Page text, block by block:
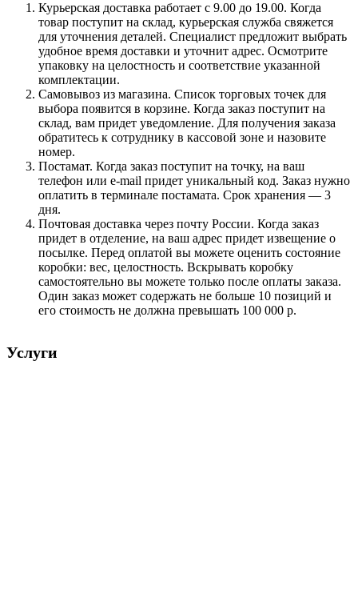
Курьерская доставка работает с 9.00 до 19.00. Когда
товар поступит на склад, курьерская служба свяжется
для уточнения деталей. Специалист предложит выбрать
удобное время доставки и уточнит адрес. Осмотрите
упаковку на целостность и соответствие указанной
комплектации.
Самовывоз из магазина. Список торговых точек для
выбора появится в корзине. Когда заказ поступит на
склад, вам придет уведомление. Для получения заказа
обратитесь к сотруднику в кассовой зоне и назовите
номер.
Постамат. Когда заказ поступит на точку, на ваш
телефон или e-mail придет уникальный код. Заказ нужно
оплатить в терминале постамата. Срок хранения — 3
дня.
Почтовая доставка через почту России. Когда заказ
придет в отделение, на ваш адрес придет извещение о
посылке. Перед оплатой вы можете оценить состояние
коробки: вес, целостность. Вскрывать коробку
самостоятельно вы можете только после оплаты заказа.
Один заказ может содержать не больше 10 позиций и
его стоимость не должна превышать 100 000 р.
Услуги